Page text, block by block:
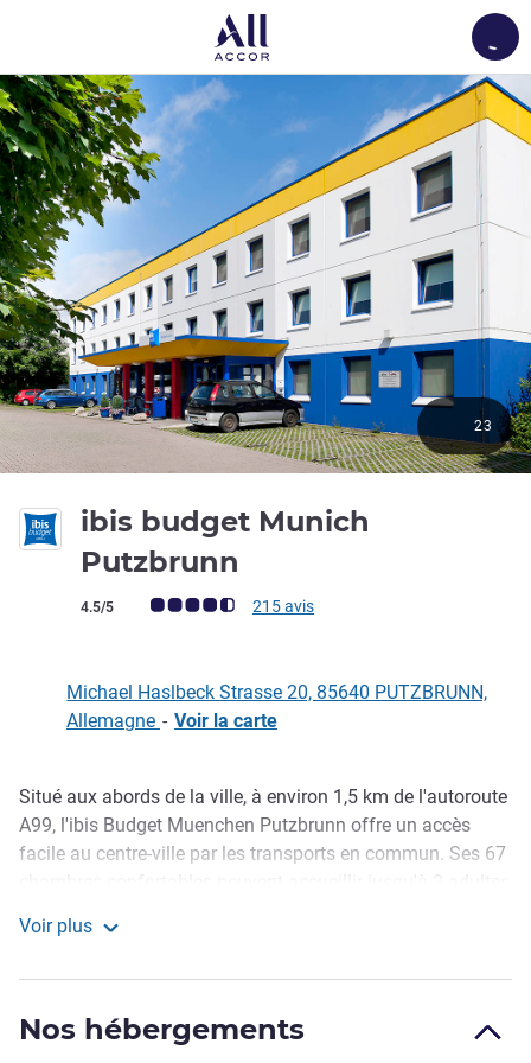
ibis budget Munich
Putzbrunn
Note Avis clients (Note ALL)
4.5/5 215 avis
23
Michael Haslbeck Strasse 20, 85640 PUTZBRUNN,
Allemagne - Voir la carte
Description
Situé aux abords de la ville, à environ 1,5 km de l'autoroute
A99, l'ibis Budget Muenchen Putzbrunn offre un accès
facile au centre-ville par les transports en commun. Ses 67
accès WIFI gratuit et de notre petit déjeuner buffet. Parking
Exploitez au mieux votre budget. Lits confortables,
chambres équipées de stations de recharge, accès 24 h/24,
Voir plus
Nos hébergements